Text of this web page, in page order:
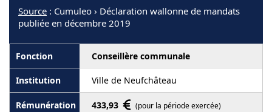
Source : Cumuleo › Déclaration wallonne de mandats
publiée en décembre 2019
Conseillère communale
Ville de Neufchâteau
433,93 (pour la période exercée)